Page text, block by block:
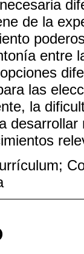
de la
entre
las
la